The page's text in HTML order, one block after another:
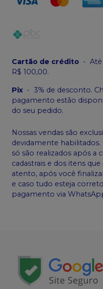
Cartão de crédito -
R$ 100,00.
Pix - 3% de desconto.
pagamento estão
do seu pedido.
Nossas vendas são
devidamente
só são realizados após a
cadastrais e dos itens
atento, após você
e caso tudo esteja
pagamento via